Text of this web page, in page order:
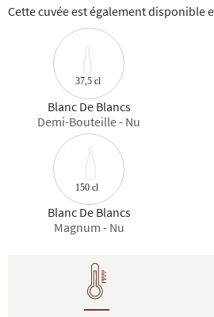
Cette cuvée est également disponible
37,5 cl
Blanc De Blancs
Demi-Bouteille - Nu
150 cl
Blanc De Blancs
Magnum - Nu